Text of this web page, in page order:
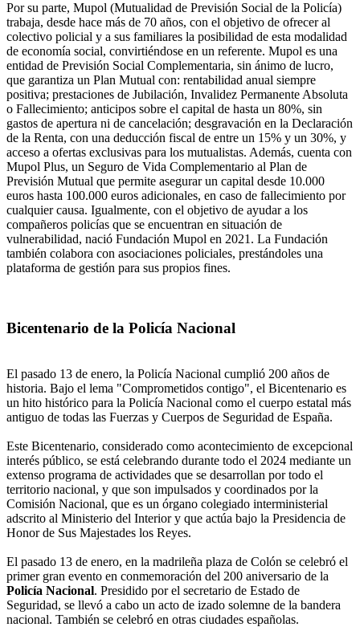
Por su parte, Mupol (Mutualidad de Previsión Social de la Policía)
trabaja, desde hace más de 70 años, con el objetivo de ofrecer al
colectivo policial y a sus familiares la posibilidad de esta modalidad
de economía social, convirtiéndose en un referente. Mupol es una
entidad de Previsión Social Complementaria, sin ánimo de lucro,
que garantiza un Plan Mutual con: rentabilidad anual siempre
positiva; prestaciones de Jubilación, Invalidez Permanente Absoluta
o Fallecimiento; anticipos sobre el capital de hasta un 80%, sin
gastos de apertura ni de cancelación; desgravación en la Declaración
de la Renta, con una deducción fiscal de entre un 15% y un 30%, y
acceso a ofertas exclusivas para los mutualistas. Además, cuenta con
Mupol Plus, un Seguro de Vida Complementario al Plan de
Previsión Mutual que permite asegurar un capital desde 10.000
euros hasta 100.000 euros adicionales, en caso de fallecimiento por
cualquier causa. Igualmente, con el objetivo de ayudar a los
compañeros policías que se encuentran en situación de
vulnerabilidad, nació Fundación Mupol en 2021. La Fundación
también colabora con asociaciones policiales, prestándoles una
plataforma de gestión para sus propios fines.
Bicentenario de la Policía Nacional
El pasado 13 de enero, la Policía Nacional cumplió 200 años de
historia. Bajo el lema "Comprometidos contigo", el Bicentenario es
un hito histórico para la Policía Nacional como el cuerpo estatal más
antiguo de todas las Fuerzas y Cuerpos de Seguridad de España.
Este Bicentenario, considerado como acontecimiento de excepcional
interés público, se está celebrando durante todo el 2024 mediante un
extenso programa de actividades que se desarrollan por todo el
territorio nacional, y que son impulsados y coordinados por la
Comisión Nacional, que es un órgano colegiado interministerial
adscrito al Ministerio del Interior y que actúa bajo la Presidencia de
Honor de Sus Majestades los Reyes.
El pasado 13 de enero, en la madrileña plaza de Colón se celebró el
primer gran evento en conmemoración del 200 aniversario de la
Policía Nacional. Presidido por el secretario de Estado de
Seguridad, se llevó a cabo un acto de izado solemne de la bandera
nacional. También se celebró en otras ciudades españolas.